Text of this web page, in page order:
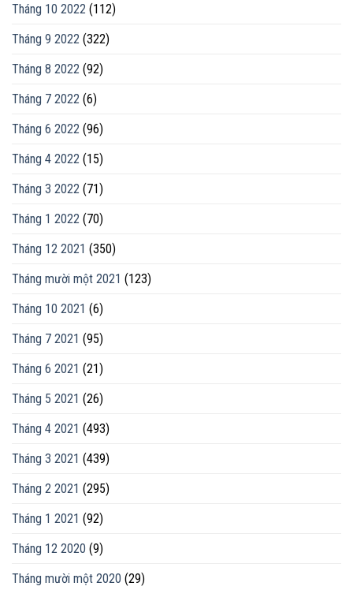
Tháng 10 2022 (112)
Tháng 9 2022 (322)
Tháng 8 2022 (92)
Tháng 7 2022 (6)
Tháng 6 2022 (96)
Tháng 4 2022 (15)
Tháng 3 2022 (71)
Tháng 1 2022 (70)
Tháng 12 2021 (350)
Tháng mười một 2021 (123)
Tháng 10 2021 (6)
Tháng 7 2021 (95)
Tháng 6 2021 (21)
Tháng 5 2021 (26)
Tháng 4 2021 (493)
Tháng 3 2021 (439)
Tháng 2 2021 (295)
Tháng 1 2021 (92)
Tháng 12 2020 (9)
Tháng mười một 2020 (29)